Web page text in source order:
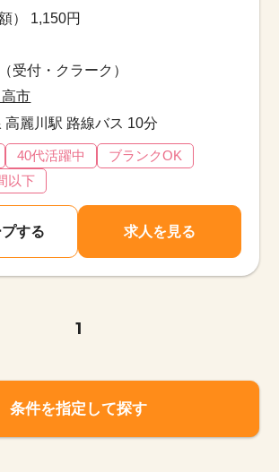
る♪大学病院の受付事務
） 1,150円
受付・クラーク）
市
高麗川駅 路線バス 10分
40代活躍中
ブランクOK
以下
する 求人を見る
1
条件を指定して探す